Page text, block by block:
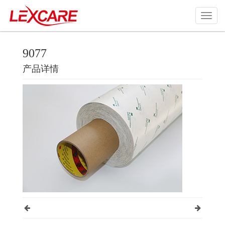
9077
产品详情